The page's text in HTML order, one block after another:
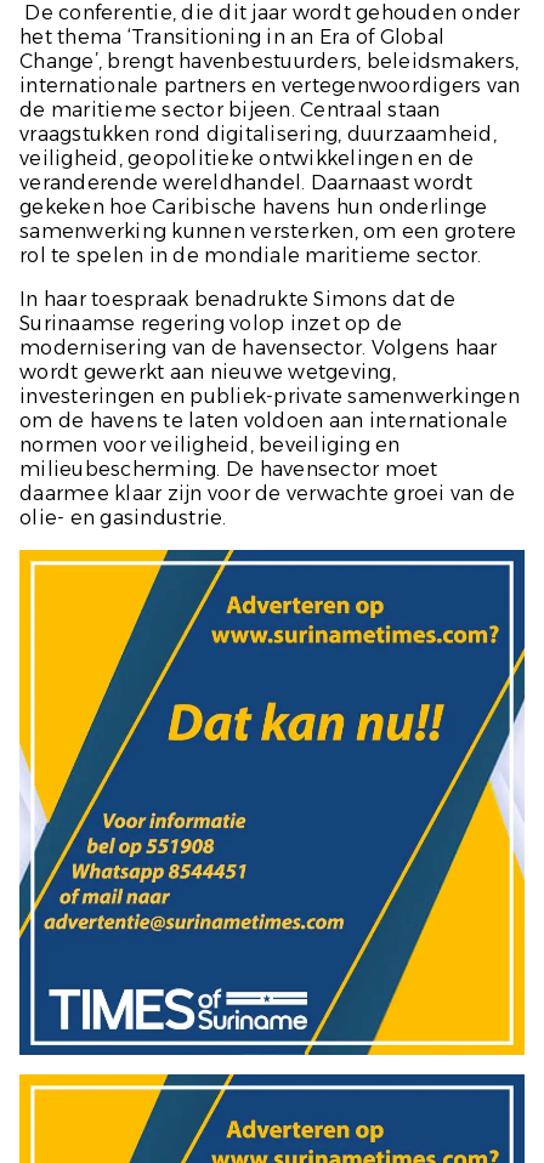
De conferentie, die dit jaar wordt gehouden onder
het thema ‘Transitioning in an Era of Global
Change’, brengt havenbestuurders, beleidsmakers,
internationale partners en vertegenwoordigers van
de maritieme sector bijeen. Centraal staan
vraagstukken rond digitalisering, duurzaamheid,
veiligheid, geopolitieke ontwikkelingen en de
veranderende wereldhandel. Daarnaast wordt
gekeken hoe Caribische havens hun onderlinge
samenwerking kunnen versterken, om een grotere
rol te spelen in de mondiale maritieme sector.
In haar toespraak benadrukte Simons dat de
Surinaamse regering volop inzet op de
modernisering van de havensector. Volgens haar
wordt gewerkt aan nieuwe wetgeving,
investeringen en publiek-private samenwerkingen
om de havens te laten voldoen aan internationale
normen voor veiligheid, beveiliging en
milieubescherming. De havensector moet
daarmee klaar zijn voor de verwachte groei van de
olie- en gasindustrie.